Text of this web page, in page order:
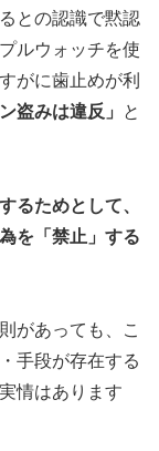
との認識で黙認
ルウォッチを使
がに歯止めが利
盗みは違反」
と
るためとして、
を「禁止」する
があっても、こ
手段が存在する
情はあります